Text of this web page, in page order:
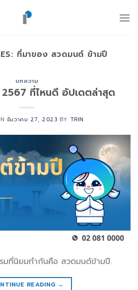
ที่มาของ สวดมนต์ ข้ามปี
บทความ
ที่ไหนดี อัปเดตล่าสุด
ธันวาคม 27, 2023 BY TRIN
มที่นิยมทำกันคือ สวดมนต์ข้ามปี.
READING →